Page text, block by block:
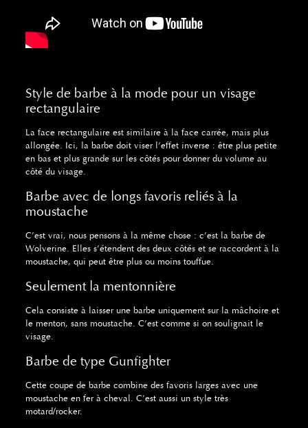
Style de barbe à la mode pour un visage
rectangulaire
La face rectangulaire est similaire à la face carrée, mais plus
allongée. Ici, la barbe doit viser l’effet inverse : être plus petite
en bas et plus grande sur les côtés pour donner du volume au
côté du visage.
Barbe avec de longs favoris reliés à la
moustache
C’est vrai, nous pensons à la même chose : c’est la barbe de
Wolverine. Elles s’étendent des deux côtés et se raccordent à la
moustache, qui peut être plus ou moins touffue.
Seulement la mentonnière
Cela consiste à laisser une barbe uniquement sur la mâchoire et
le menton, sans moustache. C’est comme si on soulignait le
visage.
Barbe de type Gunfighter
Cette coupe de barbe combine des favoris larges avec une
moustache en fer à cheval. C’est aussi un style très
motard/rocker.